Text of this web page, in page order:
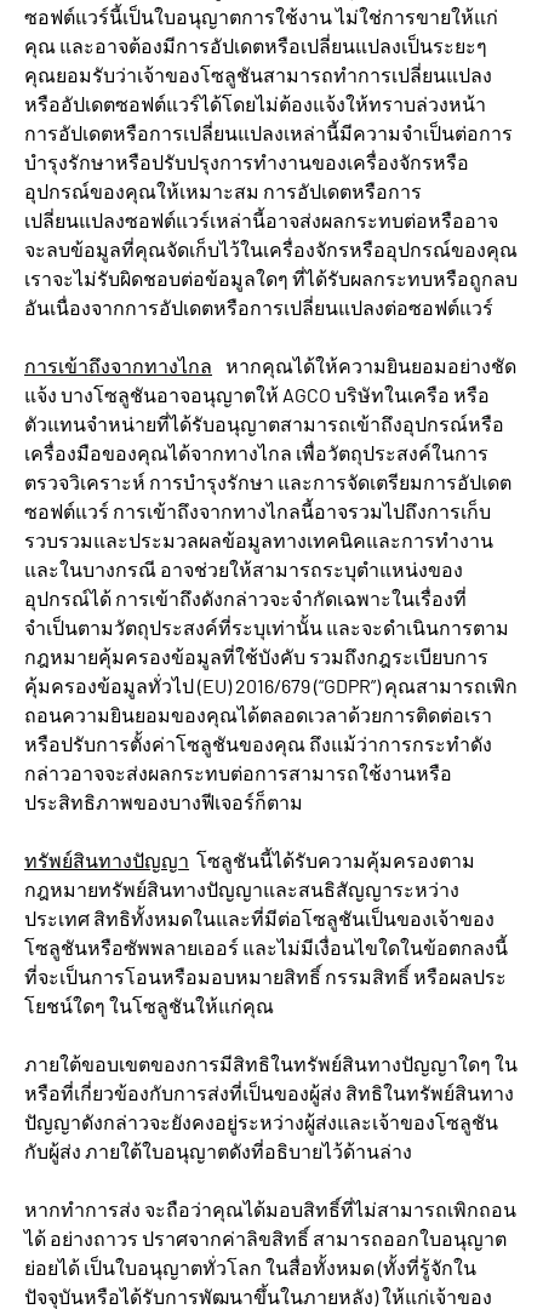
ซอฟต์แวร์นี้เป็นใบอนุญาตการใช้งาน ไม่ใช่การขายให้แก่
คุณ และอาจต้องมีการอัปเดตหรือเปลี่ยนแปลงเป็นระยะๆ
คุณยอมรับว่าเจ้าของโซลูชันสามารถทำการเปลี่ยนแปลง
หรืออัปเดตซอฟต์แวร์ได้โดยไม่ต้องแจ้งให้ทราบล่วงหน้า
การอัปเดตหรือการเปลี่ยนแปลงเหล่านี้มีความจำเป็นต่อการ
บำรุงรักษาหรือปรับปรุงการทำงานของเครื่องจักรหรือ
อุปกรณ์ของคุณให้เหมาะสม การอัปเดตหรือการ
เปลี่ยนแปลงซอฟต์แวร์เหล่านี้อาจส่งผลกระทบต่อหรืออาจ
จะลบข้อมูลที่คุณจัดเก็บไว้ในเครื่องจักรหรืออุปกรณ์ของคุณ
เราจะไม่รับผิดชอบต่อข้อมูลใดๆ ที่ได้รับผลกระทบหรือถูกลบ
อันเนื่องจากการอัปเดตหรือการเปลี่ยนแปลงต่อซอฟต์แวร์
การเข้าถึงจากทางไกล หากคุณได้ให้ความยินยอมอย่างชัด
แจ้ง บางโซลูชันอาจอนุญาตให้ AGCO บริษัทในเครือ หรือ
ตัวแทนจำหน่ายที่ได้รับอนุญาตสามารถเข้าถึงอุปกรณ์หรือ
เครื่องมือของคุณได้จากทางไกล เพื่อวัตถุประสงค์ในการ
ตรวจวิเคราะห์ การบำรุงรักษา และการจัดเตรียมการอัปเดต
ซอฟต์แวร์ การเข้าถึงจากทางไกลนี้อาจรวมไปถึงการเก็บ
รวบรวมและประมวลผลข้อมูลทางเทคนิคและการทำงาน
และในบางกรณี อาจช่วยให้สามารถระบุตำแหน่งของ
อุปกรณ์ได้ การเข้าถึงดังกล่าวจะจำกัดเฉพาะในเรื่องที่
จำเป็นตามวัตถุประสงค์ที่ระบุเท่านั้น และจะดำเนินการตาม
กฎหมายคุ้มครองข้อมูลที่ใช้บังคับ รวมถึงกฎระเบียบการ
คุ้มครองข้อมูลทั่วไป (EU) 2016/679 (“GDPR”) คุณสามารถเพิก
ถอนความยินยอมของคุณได้ตลอดเวลาด้วยการติดต่อเรา
หรือปรับการตั้งค่าโซลูชันของคุณ ถึงแม้ว่าการกระทำดัง
กล่าวอาจจะส่งผลกระทบต่อการสามารถใช้งานหรือ
ประสิทธิภาพของบางฟีเจอร์ก็ตาม
ทรัพย์สินทางปัญญา โซลูชันนี้ได้รับความคุ้มครองตาม
กฎหมายทรัพย์สินทางปัญญาและสนธิสัญญาระหว่าง
ประเทศ สิทธิทั้งหมดในและที่มีต่อโซลูชันเป็นของเจ้าของ
โซลูชันหรือซัพพลายเออร์ และไม่มีเงื่อนไขใดในข้อตกลงนี้
ที่จะเป็นการโอนหรือมอบหมายสิทธิ์ กรรมสิทธิ์ หรือผลประ
โยชน์ใดๆ ในโซลูชันให้แก่คุณ
ภายใต้ขอบเขตของการมีสิทธิในทรัพย์สินทางปัญญาใดๆ ใน
หรือที่เกี่ยวข้องกับการส่งที่เป็นของผู้ส่ง สิทธิในทรัพย์สินทาง
ปัญญาดังกล่าวจะยังคงอยู่ระหว่างผู้ส่งและเจ้าของโซลูชัน
กับผู้ส่ง ภายใต้ใบอนุญาตดังที่อธิบายไว้ด้านล่าง
หากทำการส่ง จะถือว่าคุณได้มอบสิทธิ์ที่ไม่สามารถเพิกถอน
ได้ อย่างถาวร ปราศจากค่าลิขสิทธิ์ สามารถออกใบอนุญาต
ย่อยได้ เป็นใบอนุญาตทั่วโลก ในสื่อทั้งหมด (ทั้งที่รู้จักใน
ปัจจุบันหรือได้รับการพัฒนาขึ้นในภายหลัง) ให้แก่เจ้าของ